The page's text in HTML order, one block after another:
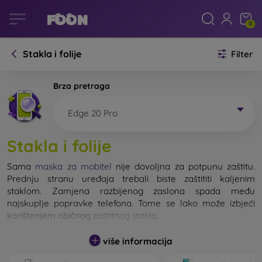
0
Stakla i folije Filter
Brza pretraga
Edge 20 Pro
Stakla i folije
Sama maska za mobitel nije dovoljna za potpunu zaštitu.
Prednju stranu uređaja trebali biste zaštititi kaljenim
staklom. Zamjena razbijenog zaslona spada među
najskuplje popravke telefona. Tome se lako može izbjeći
korištenjem običnog zaštitnog stakla
Nerazbijivo staklo za mobitel ne postoji, ali u većini slučajeva
više informacija